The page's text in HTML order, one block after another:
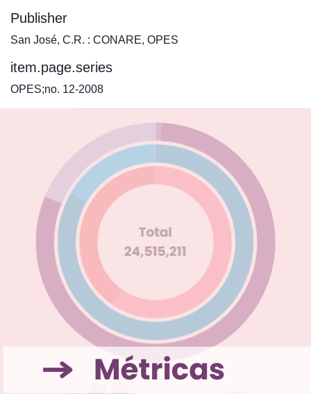
Publisher
San José, C.R. : CONARE, OPES
item.page.series
OPES;no. 12-2008